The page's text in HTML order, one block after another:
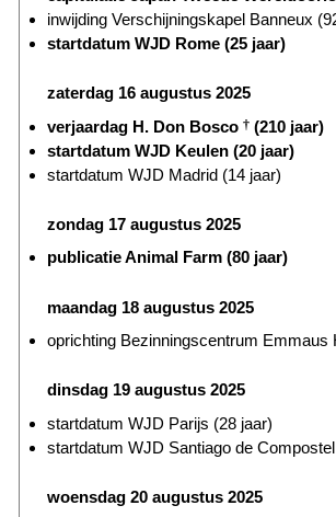
inwijding Verschijningskapel Banneux
startdatum WJD Rome (25 jaar)
zaterdag 16 augustus 2025
verjaardag H. Don Bosco † (210 jaar)
startdatum WJD Keulen (20 jaar)
startdatum WJD Madrid (14 jaar)
zondag 17 augustus 2025
publicatie Animal Farm (80 jaar)
maandag 18 augustus 2025
oprichting Bezinningscentrum Emmaus
dinsdag 19 augustus 2025
startdatum WJD Parijs (28 jaar)
startdatum WJD Santiago de
woensdag 20 augustus 2025